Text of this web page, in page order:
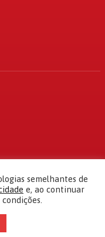
reservados
semelhantes de
e, ao continuar